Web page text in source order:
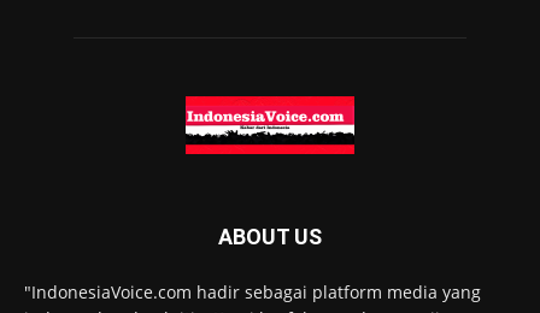
ABOUT US
"IndonesiaVoice.com hadir sebagai platform media yang